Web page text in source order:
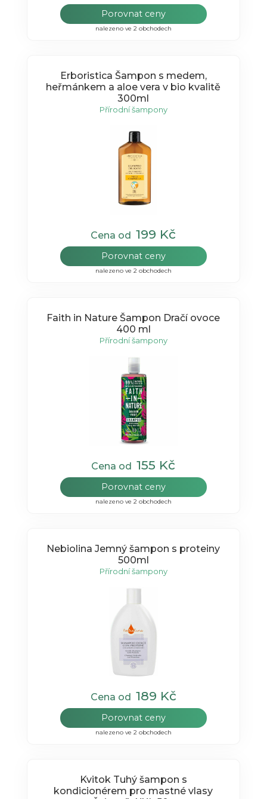
Porovnat ceny
nalezeno ve 2 obchodech
Erboristica Šampon s medem,
heřmánkem a aloe vera v bio kvalitě
300ml
Přírodní šampony
Cena od199 Kč
Porovnat ceny
nalezeno ve 2 obchodech
Faith in Nature Šampon Dračí ovoce
400 ml
Přírodní šampony
Cena od155 Kč
Porovnat ceny
nalezeno ve 2 obchodech
Nebiolina Jemný šampon s proteiny
500ml
Přírodní šampony
Cena od 189 Kč
Porovnat ceny
nalezeno ve 2 obchodech
Kvitok Tuhý šampon s
kondicionérem pro mastné vlasy